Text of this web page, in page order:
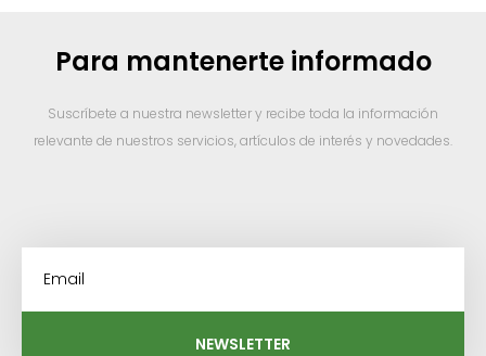
Para mantenerte informado
Suscríbete a nuestra newsletter y recibe toda la información
relevante de nuestros servicios, artículos de interés y novedades.
NEWSLETTER